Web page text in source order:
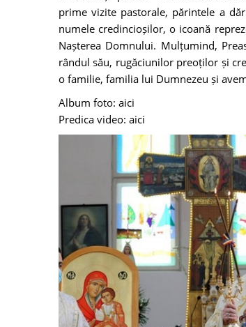
prime vizite pastorale, părintele a
numele credincioșilor, o icoană
Nașterea Domnului. Mulțumind,
rândul său, rugăciunilor preoților și
o familie, familia lui Dumnezeu și
Album foto: aici
Predica video: aici